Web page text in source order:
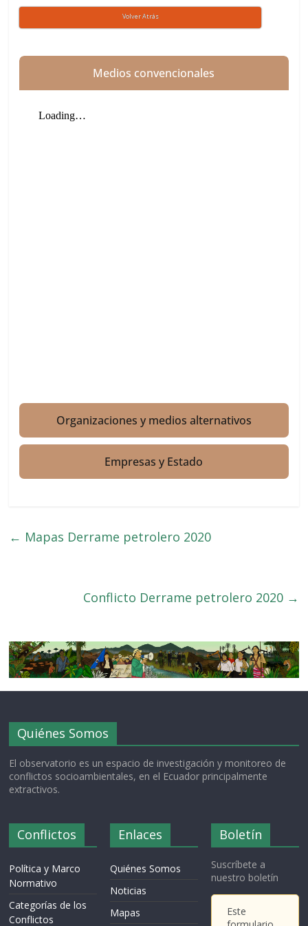
Volver Atrás
Medios convencionales
Organizaciones y medios alternativos
Empresas y Estado
← Mapas Derrame petrolero 2020
Conflicto Derrame petrolero 2020 →
Quiénes Somos
El observatorio es un espacio de investigación y monitoreo de
conflictos socioambientales, en el Ecuador principalmente
extractivos.
Conflictos
Política y Marco
Normativo
Categorías de los
Conflictos
Enlaces
Quiénes Somos
Noticias
Mapas
Boletín
Suscríbete a
nuestro boletín
Este